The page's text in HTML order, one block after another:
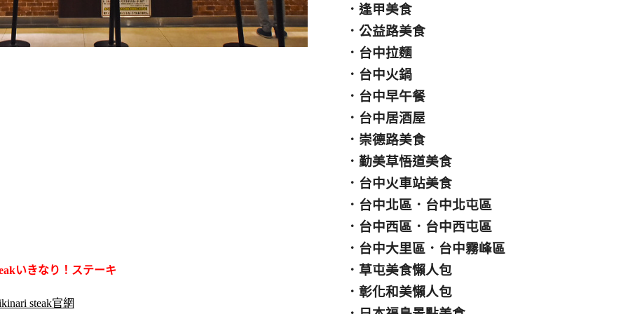
いきなり！ステーキ
steak官網
．逢甲美食
．公益路美食
． 台中拉麵
． 台中火鍋
． 台中早午餐
． 台中居酒屋
． 崇德路美食
．勤美草悟道美食
． 台中火車站美食
． 台中北區 ． 台中北屯區
． 台中西區 ． 台中西屯區
． 台中大里區 ． 台中霧峰區
． 草屯美食懶人包
．彰化和美懶人包